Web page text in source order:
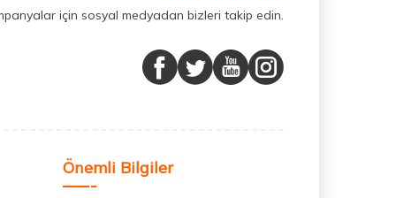
için sosyal medyadan bizleri takip edin.
Önemli Bilgiler